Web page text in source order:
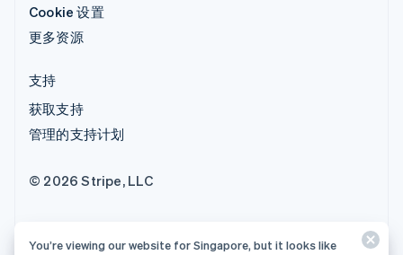
Cookie 设置
更多资源
支持
获取支持
管理的支持计划
© 2026 Stripe, LLC
You’re viewing our website for Singapore, but it looks like